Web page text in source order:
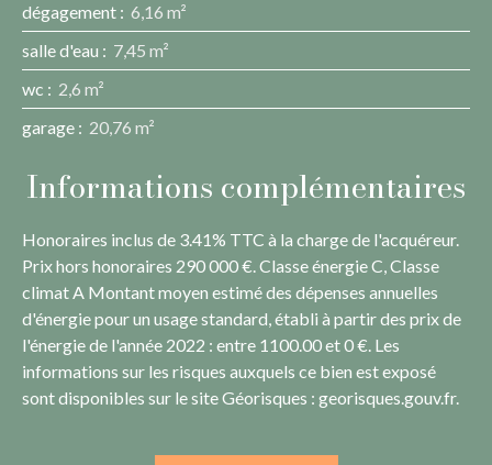
dégagement : 6,16 m²
salle d'eau : 7,45 m²
wc : 2,6 m²
garage : 20,76 m²
Informations complémentaires
Honoraires inclus de 3.41% TTC à la charge de l'acquéreur.
Prix hors honoraires 290 000 €. Classe énergie C, Classe
climat A Montant moyen estimé des dépenses annuelles
d'énergie pour un usage standard, établi à partir des prix de
l'énergie de l'année 2022 : entre 1100.00 et 0 €. Les
informations sur les risques auxquels ce bien est exposé
sont disponibles sur le site Géorisques : georisques.gouv.fr.